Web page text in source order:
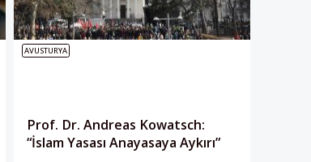
Prof. Dr. Andreas Kowatsch:
“İslam Yasası Anayasaya Aykırı”
AVUSTURYA